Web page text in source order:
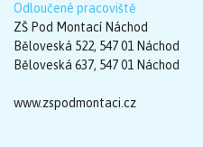
Odloučené pracoviště
ZŠ Pod Montací Náchod
Běloveská 522, 547 01 Náchod
Běloveská 637, 547 01 Náchod
www.zspodmontaci.cz